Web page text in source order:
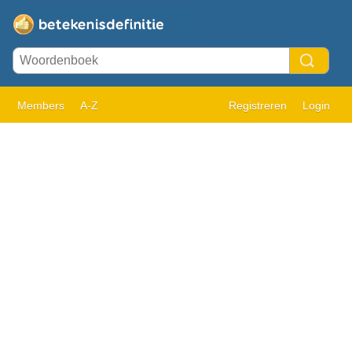
Members A-Z Registreren Login